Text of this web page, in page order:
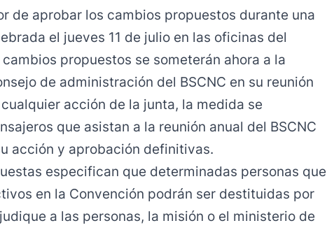
de aprobar los cambios propuestos durante una
el jueves 11 de julio en las oficinas del
cambios propuestos se someterán ahora a la
de administración del BSCNC en su reunión
acción de la junta, la medida se
que asistan a la reunión anual del BSCNC
acción y aprobación definitivas.
especifican que determinadas personas que
en la Convención podrán ser destituidas por
a las personas, la misión o el ministerio de